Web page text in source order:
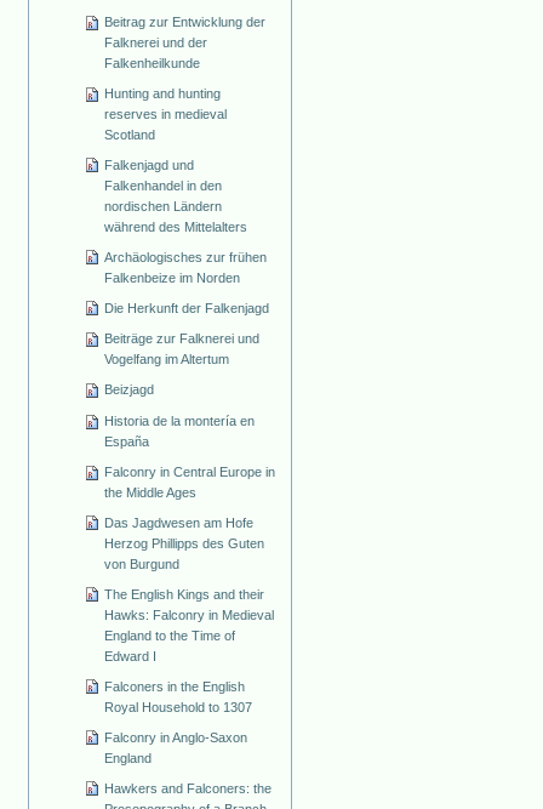
Beitrag zur Entwicklung der
Falknerei und der
Falkenheilkunde
Hunting and hunting
reserves in medieval
Scotland
Falkenjagd und
Falkenhandel in den
nordischen Ländern
während des Mittelalters
Archäologisches zur frühen
Falkenbeize im Norden
Die Herkunft der Falkenjagd
Beiträge zur Falknerei und
Vogelfang im Altertum
Beizjagd
Historia de la montería en
España
Falconry in Central Europe in
the Middle Ages
Das Jagdwesen am Hofe
Herzog Phillipps des Guten
von Burgund
The English Kings and their
Hawks: Falconry in Medieval
England to the Time of
Edward I
Falconers in the English
Royal Household to 1307
Falconry in Anglo-Saxon
England
Hawkers and Falconers: the